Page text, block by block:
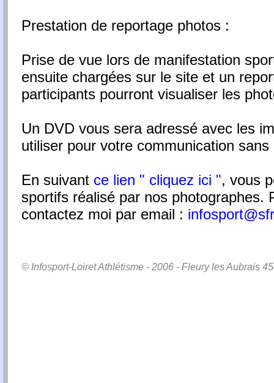
Prestation de reportage photos :
Prise de vue lors de manifestation
ensuite chargées sur le site et un
participants pourront visualiser les
Un DVD vous sera adressé avec les
utiliser pour votre communication
En suivant ce lien " cliquez ici ", vous
sportifs réalisé par nos photographes.
contactez moi par email :
© Infosport-Loiret Athlétisme - 2006 - Fleury les Aubrais